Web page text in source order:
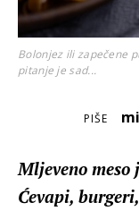
Bolonjez ili zapečene
pitanje je sad...
PIŠE
Mljeveno meso
Ćevapi,